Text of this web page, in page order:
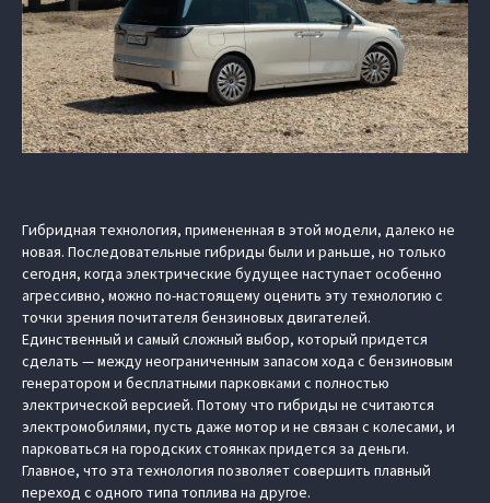
Гибридная технология, примененная в этой модели, далеко не
новая. Последовательные гибриды были и раньше, но только
сегодня, когда электрические будущее наступает особенно
агрессивно, можно по-настоящему оценить эту технологию с
точки зрения почитателя бензиновых двигателей.
Единственный и самый сложный выбор, который придется
сделать — между неограниченным запасом хода с бензиновым
генератором и бесплатными парковками с полностью
электрической версией. Потому что гибриды не считаются
электромобилями, пусть даже мотор и не связан с колесами, и
парковаться на городских стоянках придется за деньги.
Главное, что эта технология позволяет совершить плавный
переход с одного типа топлива на другое.